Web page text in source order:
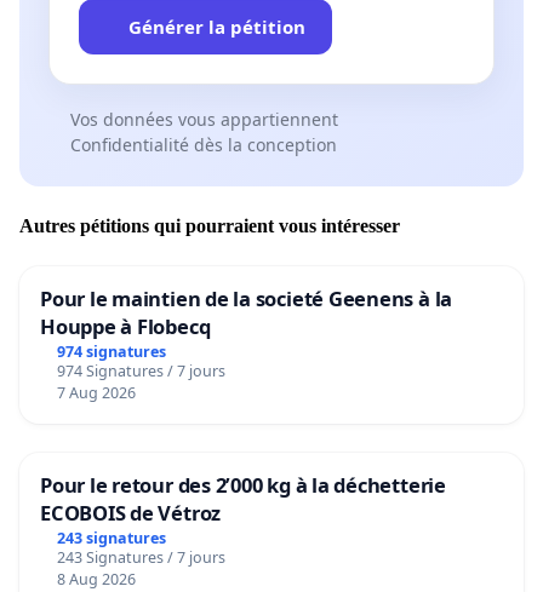
Générer la pétition
Vos données vous appartiennent
Confidentialité dès la conception
Autres pétitions qui pourraient vous intéresser
Pour le maintien de la societé Geenens à la
Houppe à Flobecq
974 signatures
974 Signatures / 7 jours
7 Aug 2026
Pour le retour des 2’000 kg à la déchetterie
ECOBOIS de Vétroz
243 signatures
243 Signatures / 7 jours
8 Aug 2026